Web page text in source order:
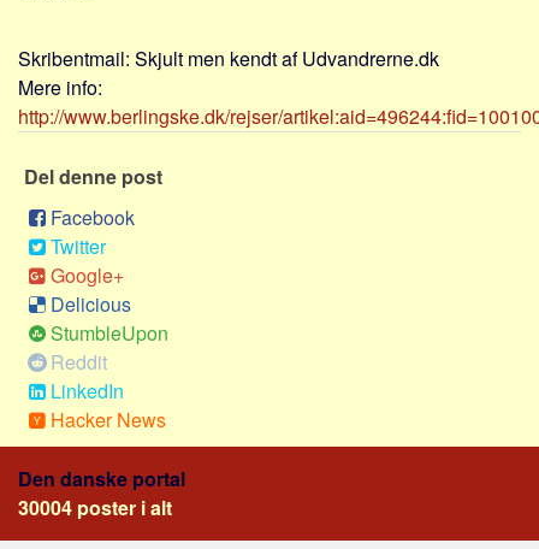
Alle
Nøgleord
Bolig
Job
Virksomhed
Investering
Pension og opsparing
Forbrug
Social sikring og sundhed
Transport
Aspekter
Køb og salg
Skribentmail: Skjult men kendt af Udvandrerne.dk
Mere info:
http://www.berlingske.dk/rejser/
Del denne post
Facebook
Twitter
Google+
Delicious
StumbleUpon
Reddit
LinkedIn
Hacker News
Den danske portal
30004 poster i alt